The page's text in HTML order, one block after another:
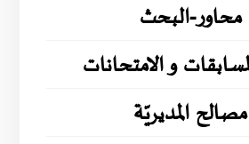
محاور-البحث
و الامتحانات
مصالح المديريّة